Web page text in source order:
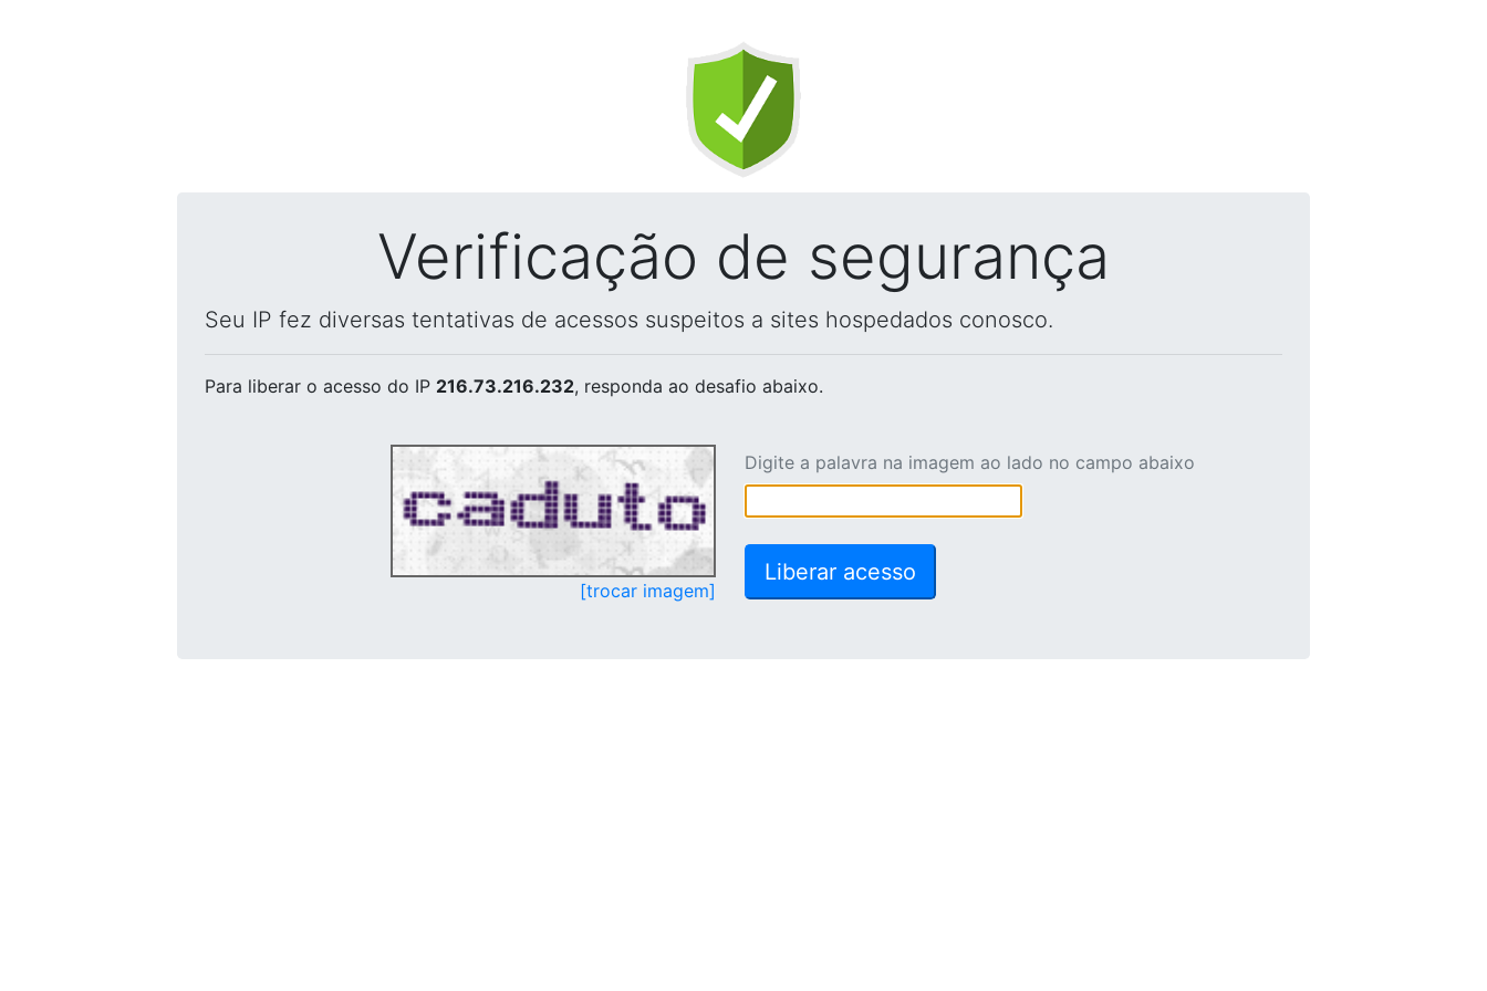
Verificação de segurança
Seu IP fez diversas tentativas de acessos suspeitos a sites hospedados conosco.
Para liberar o acesso do IP 216.73.216.232, responda ao desafio abaixo.
[trocar imagem]
Digite a palavra na imagem ao lado no campo abaixo